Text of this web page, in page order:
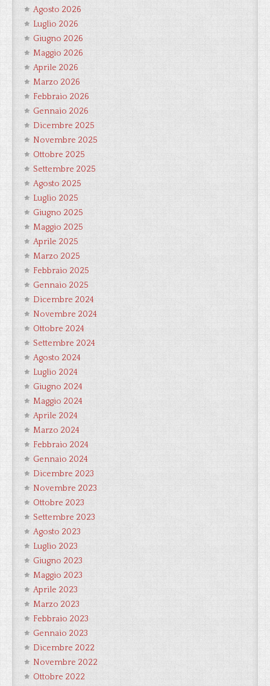
Agosto 2026
Luglio 2026
Giugno 2026
Maggio 2026
Aprile 2026
Marzo 2026
Febbraio 2026
Gennaio 2026
Dicembre 2025
Novembre 2025
Ottobre 2025
Settembre 2025
Agosto 2025
Luglio 2025
Giugno 2025
Maggio 2025
Aprile 2025
Marzo 2025
Febbraio 2025
Gennaio 2025
Dicembre 2024
Novembre 2024
Ottobre 2024
Settembre 2024
Agosto 2024
Luglio 2024
Giugno 2024
Maggio 2024
Aprile 2024
Marzo 2024
Febbraio 2024
Gennaio 2024
Dicembre 2023
Novembre 2023
Ottobre 2023
Settembre 2023
Agosto 2023
Luglio 2023
Giugno 2023
Maggio 2023
Aprile 2023
Marzo 2023
Febbraio 2023
Gennaio 2023
Dicembre 2022
Novembre 2022
Ottobre 2022